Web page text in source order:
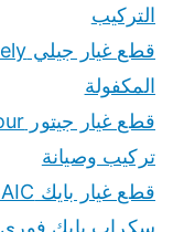
التركيب
المكفولة
تركيب وصيانة
سكراب بايك فوري